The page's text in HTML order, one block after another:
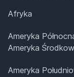
Afryka
Ameryka
Ameryka
Ameryka